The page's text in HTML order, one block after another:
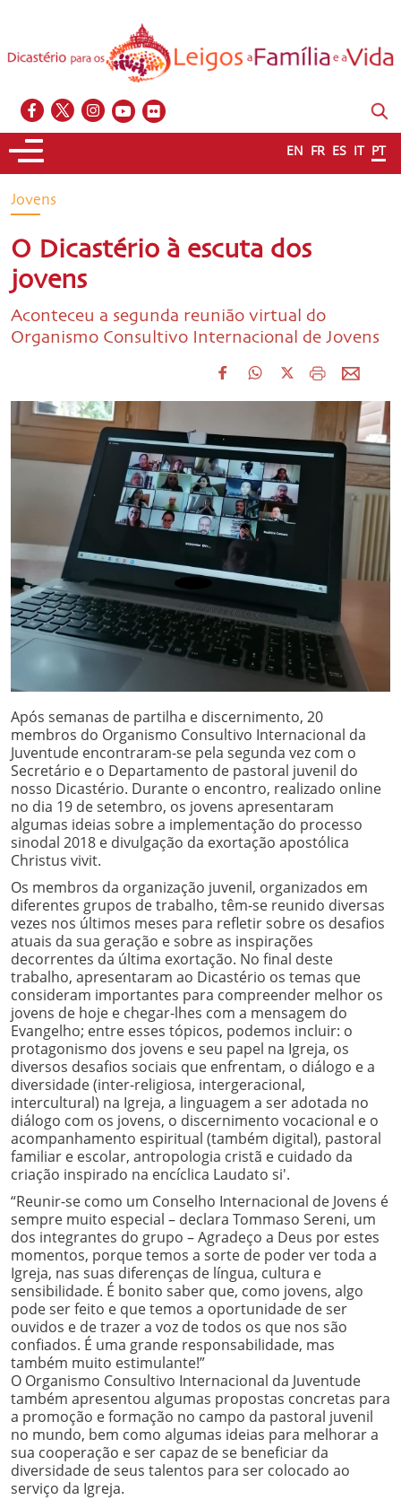
EN FR ES IT PT
Jovens
O Dicastério à escuta dos
jovens
Aconteceu a segunda reunião virtual do
Organismo Consultivo Internacional de Jovens
Após semanas de partilha e discernimento, 20
membros do Organismo Consultivo Internacional da
Juventude encontraram-se pela segunda vez com o
Secretário e o Departamento de pastoral juvenil do
nosso Dicastério. Durante o encontro, realizado online
no dia 19 de setembro, os jovens apresentaram
algumas ideias sobre a implementação do processo
sinodal 2018 e divulgação da exortação apostólica
Christus vivit.
Os membros da organização juvenil, organizados em
diferentes grupos de trabalho, têm-se reunido diversas
vezes nos últimos meses para refletir sobre os desafios
atuais da sua geração e sobre as inspirações
decorrentes da última exortação. No final deste
trabalho, apresentaram ao Dicastério os temas que
consideram importantes para compreender melhor os
jovens de hoje e chegar-lhes com a mensagem do
Evangelho; entre esses tópicos, podemos incluir: o
protagonismo dos jovens e seu papel na Igreja, os
diversos desafios sociais que enfrentam, o diálogo e a
diversidade (inter-religiosa, intergeracional,
intercultural) na Igreja, a linguagem a ser adotada no
diálogo com os jovens, o discernimento vocacional e o
acompanhamento espiritual (também digital), pastoral
familiar e escolar, antropologia cristã e cuidado da
criação inspirado na encíclica Laudato si'.
“Reunir-se como um Conselho Internacional de Jovens é
sempre muito especial – declara Tommaso Sereni, um
dos integrantes do grupo – Agradeço a Deus por estes
momentos, porque temos a sorte de poder ver toda a
Igreja, nas suas diferenças de língua, cultura e
sensibilidade. É bonito saber que, como jovens, algo
pode ser feito e que temos a oportunidade de ser
ouvidos e de trazer a voz de todos os que nos são
confiados. É uma grande responsabilidade, mas
também muito estimulante!”
O Organismo Consultivo Internacional da Juventude
também apresentou algumas propostas concretas para
a promoção e formação no campo da pastoral juvenil
no mundo, bem como algumas ideias para melhorar a
sua cooperação e ser capaz de se beneficiar da
diversidade de seus talentos para ser colocado ao
serviço da Igreja.